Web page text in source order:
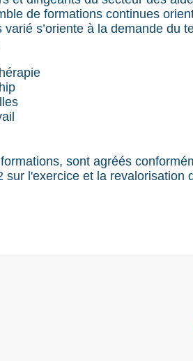
de formations continues
s’oriente à la demande du
sont agréés
sur l'exercice et la revalorisation